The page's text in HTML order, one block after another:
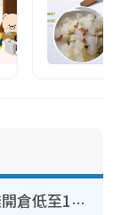
開倉優惠 | 尖沙咀海港城名牌波鞋開倉低至1折！On鞋$899起／Joy&Peace鞋履$98起